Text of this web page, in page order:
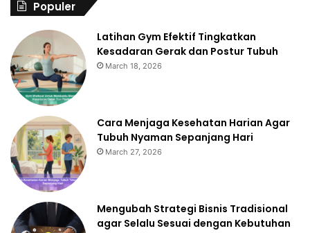
Populer
Latihan Gym Efektif Tingkatkan
Kesadaran Gerak dan Postur Tubuh
March 18, 2026
Cara Menjaga Kesehatan Harian Agar
Tubuh Nyaman Sepanjang Hari
March 27, 2026
Mengubah Strategi Bisnis Tradisional
agar Selalu Sesuai dengan Kebutuhan